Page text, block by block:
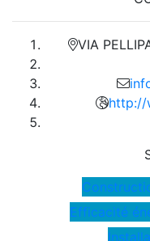
VIA
http://
Efficacité